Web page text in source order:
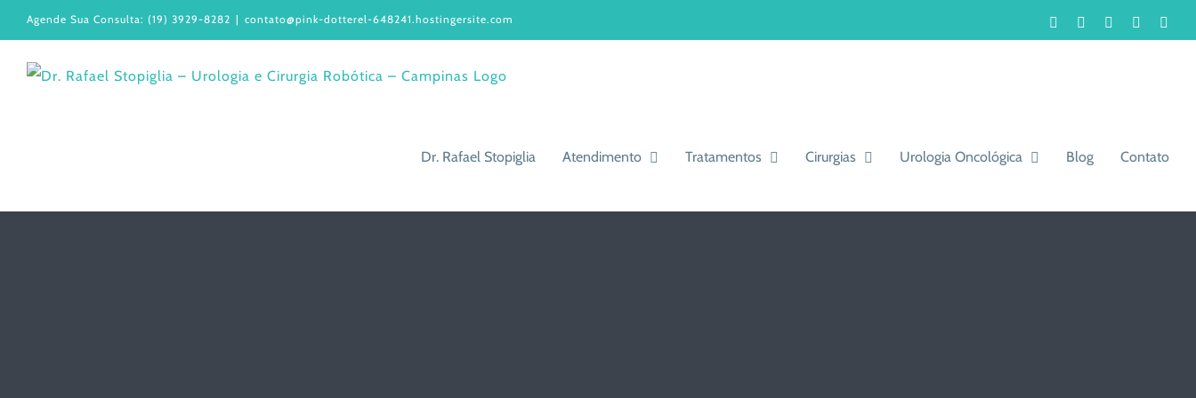
para
Agende Sua Consulta: (19) 3929-8282 | contato@pink-dotterel-648241.hostingersite.com FacebookInstagramLinkedIn
Dr. Rafael Stopiglia Atendimento Tratamentos Cirurgias Urologia Oncológica Blog Contato